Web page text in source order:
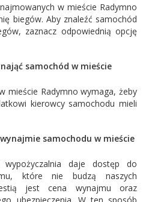
w mieście Radymno
biegów. Aby znaleźć samochód
zaznacz odpowiednią opcję
samochód w mieście
mieście Radymno wymaga, żeby
kierowcy samochodu mieli
samochodu w mieście
wypożyczalnia daje dostęp do
które nie budzą naszych
jest cena wynajmu oraz